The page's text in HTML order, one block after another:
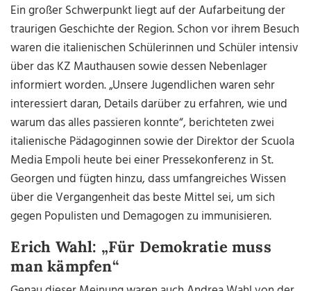
Ein großer Schwerpunkt liegt auf der Aufarbeitung der
traurigen Geschichte der Region. Schon vor ihrem Besuch
waren die italienischen Schülerinnen und Schüler intensiv
über das KZ Mauthausen sowie dessen Nebenlager
informiert worden. „Unsere Jugendlichen waren sehr
interessiert daran, Details darüber zu erfahren, wie und
warum das alles passieren konnte“, berichteten zwei
italienische Pädagoginnen sowie der Direktor der Scuola
Media Empoli heute bei einer Pressekonferenz in St.
Georgen und fügten hinzu, dass umfangreiches Wissen
über die Vergangenheit das beste Mittel sei, um sich
gegen Populisten und Demagogen zu immunisieren.
Erich Wahl: „Für Demokratie muss
man kämpfen“